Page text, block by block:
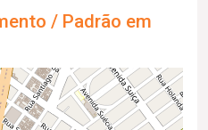
/ Padrão em